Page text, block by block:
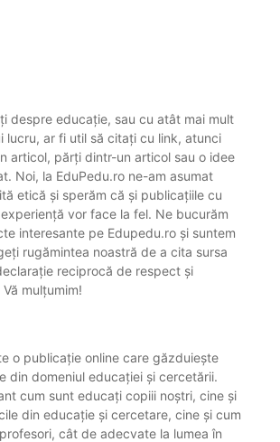
despre educație, sau cu atât mai mult
lucru, ar fi util să citați cu link, atunci
articol, părți dintr-un articol sau o idee
Noi, la EduPedu.ro ne-am asumat
etică și sperăm că și publicațiile cu
vor face la fel. Ne bucurăm
interesante pe Edupedu.ro și suntem
rugămintea noastră de a cita sursa
reciprocă de respect și
mulțumim!
o publicație online care găzduiește
din domeniul educației și cercetării.
cum sunt educați copiii noștri, cine și
din educație și cercetare, cine și cum
cât de adecvate la lumea în